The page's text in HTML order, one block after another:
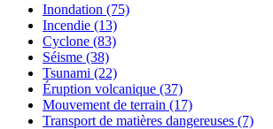
Inondation (75)
Incendie (13)
Cyclone (83)
Séisme (38)
Tsunami (22)
Éruption volcanique (37)
Mouvement de terrain (17)
Transport de matières dangereuses (7)